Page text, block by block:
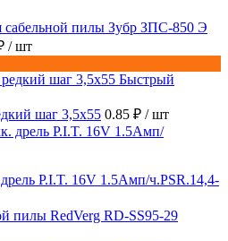
сабельной пилы Зубр ЗПС-850 Э
/ шт
Быстрый
шаг 3,5х55 0.85 ₽ / шт
P.I.T. 16V 1.5Амп/ч.PSR.14,4-